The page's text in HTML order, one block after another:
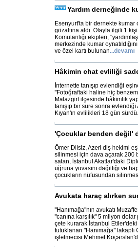
Yardım derneğinde
Esenyurt'ta bir dernekte kumar
gözaltına aldı. Olayla ilgili 1
Komutanlığı ekipleri,
merkezinde kumar
ve özel kartı bulunan...devamı
Hâkimin chat evliliği
İnternette tanışıp evlendiği
"Fotoğraftaki haline hiç
Malazgirt ilçesinde hâkimlik
tanışıp bir süre sonra
Kıyan'ın evlilikleri 18 gün
'Çocuklar benden değil'
Ömer Dilsiz, Azeri diş hekimi
silinmesi için dava açarak 200
satan, İstanbul Akatlar'daki
uğruna yuvasını dağıttığı ve
çocukların nüfusundan
Avukata haraç alırken
"Hanımağa"nın avukatı
"canına karşılık" 5 milyon
çete kurarak İstanbul Etiler'deki
tutuklanan "Hanımağa" lakaplı
işletmecisi Mehmet